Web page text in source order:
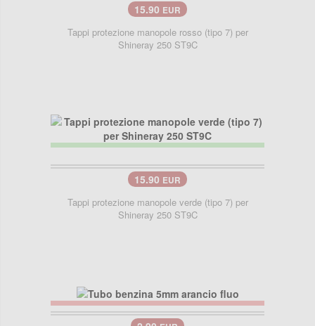
15.90 EUR
Tappi protezione manopole rosso (tipo 7) per
Shineray 250 ST9C
15.90 EUR
Tappi protezione manopole verde (tipo 7) per
Shineray 250 ST9C